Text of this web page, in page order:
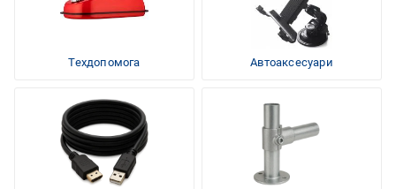
Техдопомога Автоаксесуари